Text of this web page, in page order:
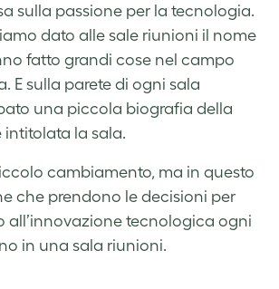
sulla passione per la tecnologia.
dato alle sale riunioni il nome
fatto grandi cose nel campo
E sulla parete di ogni sala
una piccola biografia della
intitolata la sala.
cambiamento, ma in questo
che prendono le decisioni per
all’innovazione tecnologica ogni
in una sala riunioni.